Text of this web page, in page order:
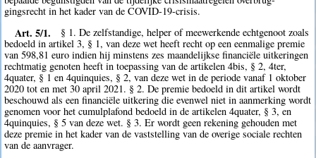
gingsrecht in het kader van de COVID-19-crisis.
Art. 5/1.
§ 1. De zelfstandige, helper of meewerkende echtgenoot zoals
bedoeld in artikel 3, § 1, van deze wet heeft recht op een eenmalige premie
van 598,81 euro indien hij minstens zes maandelijkse financiële uitkeringen
rechtmatig genoten heeft in toepassing van de artikelen 4bis, § 2, 4ter,
4quater, § 1 en 4quinquies, § 2, van deze wet in de periode vanaf 1 oktober
2020 tot en met 30 april 2021. § 2. De premie bedoeld in dit artikel wordt
beschouwd als een financiële uitkering die evenwel niet in aanmerking wordt
genomen voor het cumulplafond bedoeld in de artikelen 4quater, § 3, en
4quinquies, § 5 van deze wet. § 3. Er wordt geen rekening gehouden met
deze premie in het kader van de vaststelling van de overige sociale rechten
van de aanvrager.